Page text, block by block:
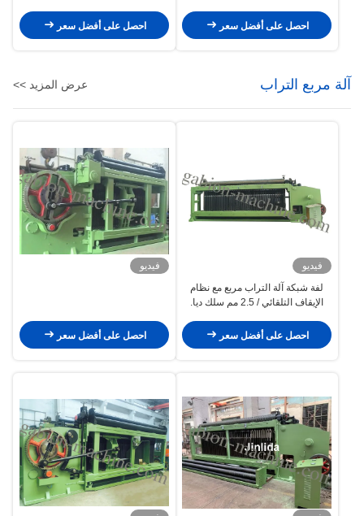
احصل على أفضل سعر
احصل على أفضل سعر
آلة مربع التراب عرض المزيد >>
فيديو
لفة شبكة آلة التراب مربع مع نظام
الإيقاف التلقائي / 2.5 مم سلك ديا.
احصل على أفضل سعر
فيديو
احصل على أفضل سعر